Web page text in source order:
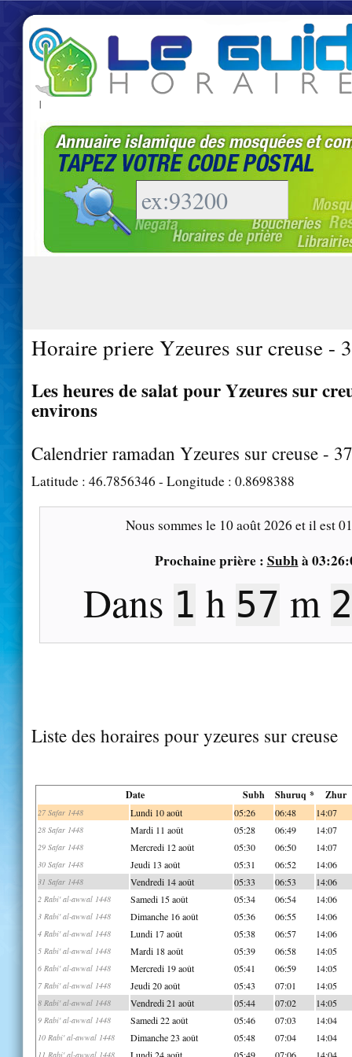
|
Horaire priere Yzeures sur creuse -
Les heures de salat pour Yzeures sur
environs
Calendrier ramadan Yzeures sur creuse -
Latitude : 46.7856346 - Longitude : 0.8698388
Nous sommes le 10 août 2026 et il est
Prochaine prière : Subhà
Dans 1 h 57 m
Liste des horaires pour yzeures sur creuse
Date Subh Shuruq * Zhur
27 Safar 1448 Lundi 10 août 05:26 06:48 14:07
28 Safar 1448 Mardi 11 août 05:28 06:49 14:07
29 Safar 1448 Mercredi 12 août 05:30 06:50 14:07
30 Safar 1448 Jeudi 13 août 05:31 06:52 14:06
31 Safar 1448 Vendredi 14 août 05:33 06:53 14:06
2 Rabi' al-awwal 1448 Samedi 15 août 05:34 06:54 14:06
3 Rabi' al-awwal 1448 Dimanche 16 août 05:36 06:55 14:06
4 Rabi' al-awwal 1448 Lundi 17 août 05:38 06:57 14:06
5 Rabi' al-awwal 1448 Mardi 18 août 05:39 06:58 14:05
6 Rabi' al-awwal 1448 Mercredi 19 août 05:41 06:59 14:05
7 Rabi' al-awwal 1448 Jeudi 20 août 05:43 07:01 14:05
8 Rabi' al-awwal 1448 Vendredi 21 août 05:44 07:02 14:05
9 Rabi' al-awwal 1448 Samedi 22 août 05:46 07:03 14:04
10 Rabi' al-awwal 1448 Dimanche 23 août 05:48 07:04 14:04
11 Rabi' al-awwal 1448